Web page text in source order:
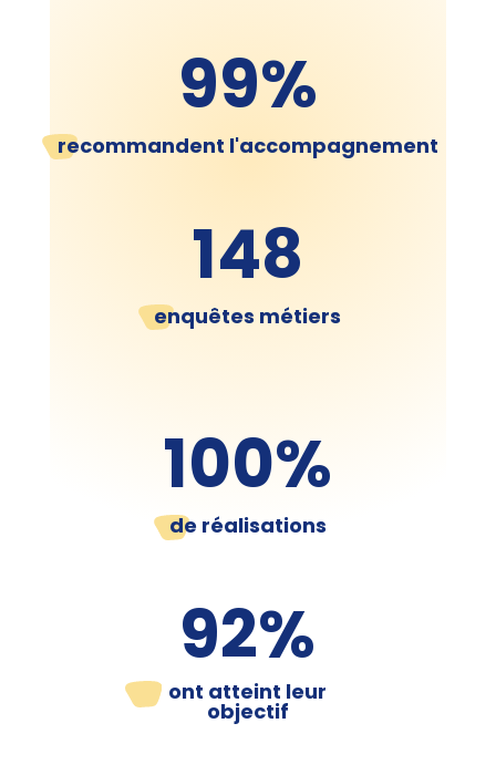
99%
recommandent l'accompagnement
148
enquêtes métiers
100%
de réalisations
92%
ont atteint leur
objectif